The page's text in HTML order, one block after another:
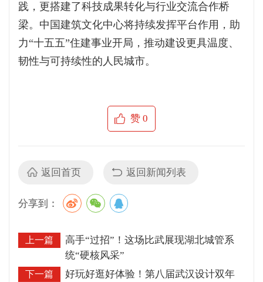
践，更搭建了科技成果转化与行业交流合作桥
梁。中国建筑文化中心将持续发挥平台作用，助
力“十五五”住建事业开局，推动建设更具温度、
韧性与可持续性的人民城市。
赞0
返回首页 返回新闻列表
分享到：
上一篇
高手“过招”！这场比武展现湖北城管系
统“硬核风采”
下一篇
好玩好逛好体验！第八届武汉设计双年